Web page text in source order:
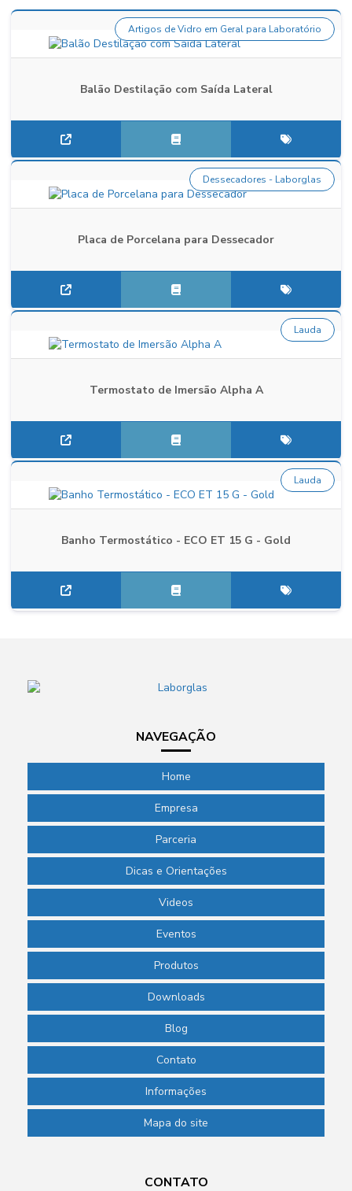
Balão Destilação com Saída Lateral
Artigos de Vidro em Geral para Laboratório
Placa de Porcelana para Dessecador
Dessecadores - Laborglas
Termostato de Imersão Alpha A
Lauda
Banho Termostático - ECO ET 15 G - Gold
Lauda
NAVEGAÇÃO
Home
Empresa
Parceria
Dicas e Orientações
Videos
Eventos
Produtos
Downloads
Blog
Contato
Informações
Mapa do site
CONTATO